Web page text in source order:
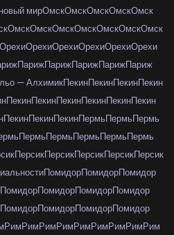
мирОмскОмскОмскОмскОмск
ОмскОмскОмскОмскОмскОмскОмск
ОрехиОрехиОрехиОрехиОрехиОрехи
ПарижПарижПарижПарижПариж
— АлхимикПекинПекинПекинПекин
ПекинПекинПекинПекинПекинПекин
ПекинПекинПекинПермьПермьПермь
ПермьПермьПермьПермьПермь
ПерсикПерсикПерсикПерсикПерсик
ПомидорПомидорПомидор
ПомидорПомидорПомидорПомидор
ПомидорПомидорПомидорПомидор
РимРимРимРимРимРимРимРимРим